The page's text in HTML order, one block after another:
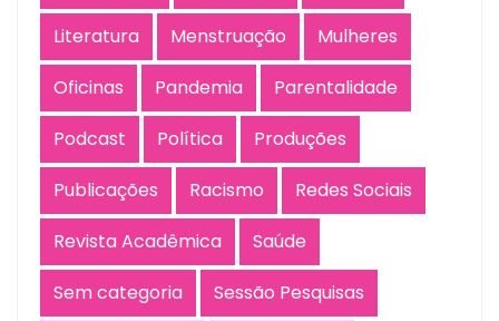
Literatura
Menstruação
Mulheres
Oficinas
Pandemia
Parentalidade
Podcast
Política
Produções
Publicações
Racismo
Redes Sociais
Revista Acadêmica
Saúde
Sem categoria
Sessão Pesquisas